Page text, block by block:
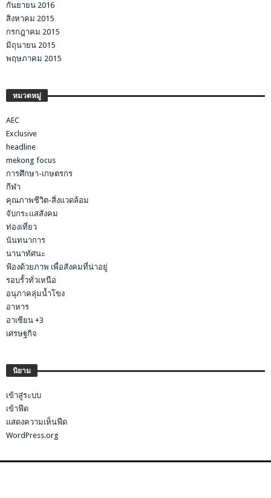
กันยายน 2016
สิงหาคม 2015
กรกฎาคม 2015
มิถุนายน 2015
พฤษภาคม 2015
หมวดหมู่
AEC
Exclusive
headline
mekong focus
การศึกษา-เกษตรกร
กีฬา
คุณภาพชีวิต-สิ่งแวดล้อม
จับกระแสสังคม
ท่องเที่ยว
นันทนาการ
นานาทัศนะ
ฟ้องด้วยภาพ เพื่อสังคมที่น่าอยู่
รอบรั้วทั่วเหนือ
อนุภาคลุ่มน้ำโขง
อาหาร
อาเซียน +3
เศรษฐกิจ
นิยาม
เข้าสู่ระบบ
เข้าฟีด
แสดงความเห็นฟีด
WordPress.org